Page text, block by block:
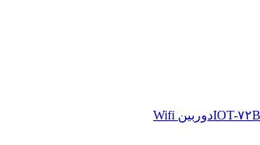
دوربین Wifi